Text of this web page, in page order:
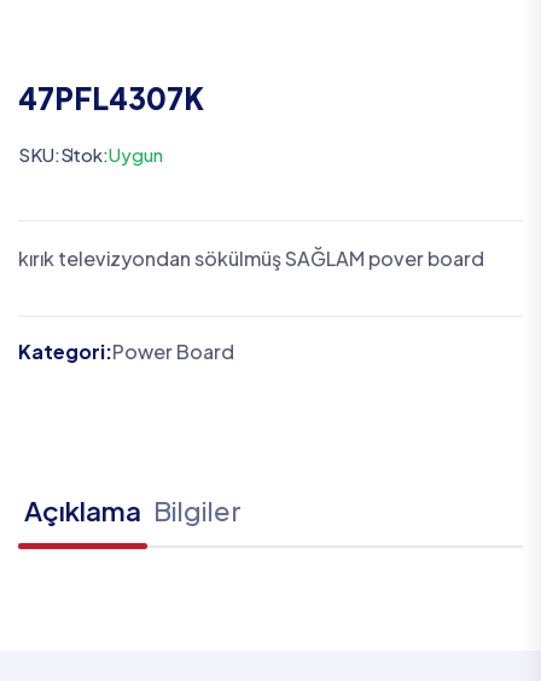
47PFL4307K
SKU:Stok:Uygun
kırık televizyondan sökülmüş SAĞLAM pover board
Kategori:Power Board
Açıklama Bilgiler